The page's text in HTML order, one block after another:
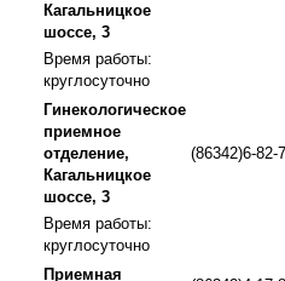
Кагальницкое
шоссе, 3
Время работы:
круглосуточно
Гинекологическое
приемное
отделение,
Кагальницкое
шоссе, 3
(86342)6-82-
Время работы:
круглосуточно
Приемная